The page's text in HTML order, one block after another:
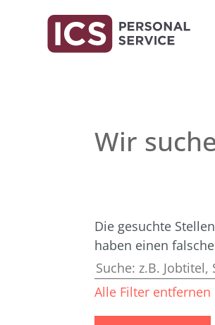
Wir
Die gesuchte
haben einen
Alle Filter entfernen